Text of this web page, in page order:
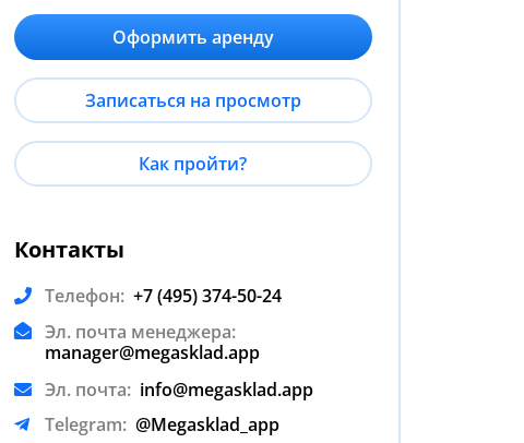
Оформить аренду
Записаться на просмотр
Как пройти?
Контакты
Телефон: +7 (495) 374-50-24
Эл. почта менеджера:
manager@megasklad.app
Эл. почта: info@megasklad.app
Telegram: @Megasklad_app